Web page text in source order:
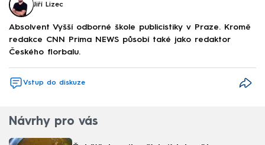
Jiří Lizec
Absolvent Vyšší odborné škole publicistiky v Praze. Kromě
redakce CNN Prima NEWS působí také jako redaktor
Českého florbalu.
Vstup do diskuze
Návrhy pro vás